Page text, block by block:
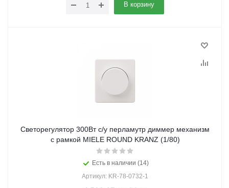
В корзину
Светорегулятор 300Вт с/у перламутр диммер механизм
с рамкой MIELE ROUND KRANZ (1/80)
Есть в наличии (14)
Артикул: KR-78-0732-1